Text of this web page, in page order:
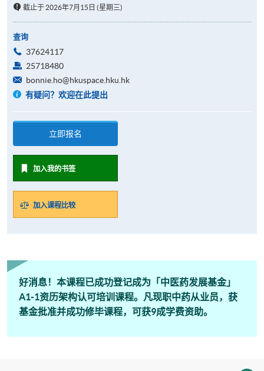
截止于 2026年7月15日 (星期三)
查询
37624117
25718480
bonnie.ho@hkuspace.hku.hk
有疑问？欢迎在此提出
立即报名
加入我的书签
加入课程比较
好消息！本课程已成功登记成为「中医药发展基金」
A1-1资历架构认可培训课程。凡现职中药从业员，获
基金批准并成功修毕课程，可获9成学费资助。